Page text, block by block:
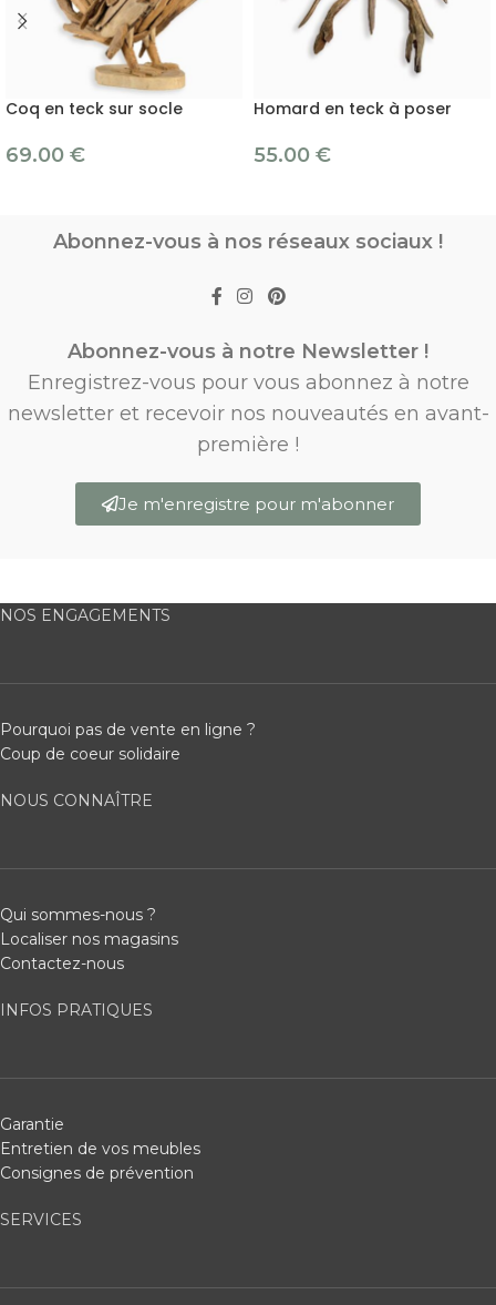
Coq en teck sur socle
69.00 €
Homard en teck à poser
55.00 €
Abonnez-vous à nos réseaux sociaux !
Abonnez-vous à notre Newsletter !
Enregistrez-vous pour vous abonnez à notre
newsletter et recevoir nos nouveautés en avant-
première !
Je m'enregistre pour m'abonner
NOS ENGAGEMENTS
Pourquoi pas de vente en ligne ?
Coup de coeur solidaire
NOUS CONNAÎTRE
Qui sommes-nous ?
Localiser nos magasins
Contactez-nous
INFOS PRATIQUES
Garantie
Entretien de vos meubles
Consignes de prévention
SERVICES